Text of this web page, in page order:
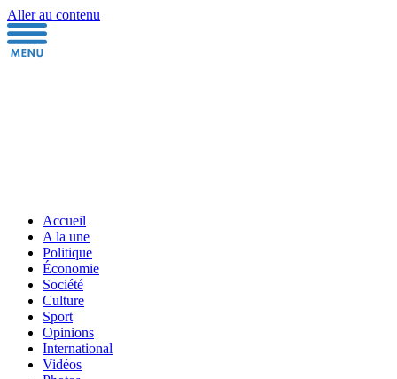
Aller au contenu
Accueil
A la une
Politique
Économie
Société
Culture
Sport
Opinions
International
Vidéos